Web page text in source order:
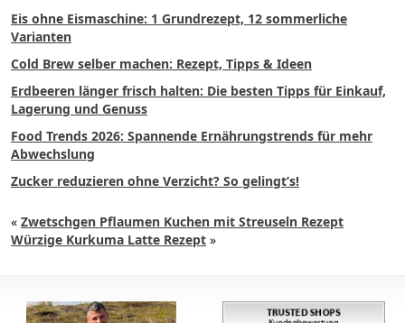
Eis ohne Eismaschine: 1 Grundrezept, 12 sommerliche
Varianten
Cold Brew selber machen: Rezept, Tipps & Ideen
Erdbeeren länger frisch halten: Die besten Tipps für Einkauf,
Lagerung und Genuss
Food Trends 2026: Spannende Ernährungstrends für mehr
Abwechslung
Zucker reduzieren ohne Verzicht? So gelingt’s!
« Zwetschgen Pflaumen Kuchen mit Streuseln Rezept
Würzige Kurkuma Latte Rezept »